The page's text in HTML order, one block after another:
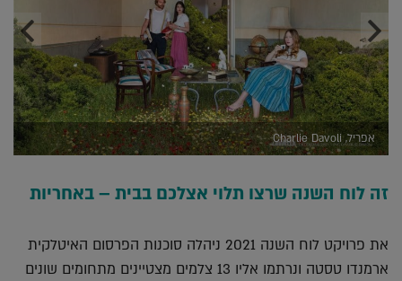
אפריל, Charlie Davoli
זה לוח השנה שרצו תלוי אצלכם בבית – באחריות
את פרויקט לוח השנה 2021 ניהלה סוכנות הפרסום האיטלקית
ארמנדו טסטה ונרתמו אליו 13 צלמים מצטיינים מתחומים שונים